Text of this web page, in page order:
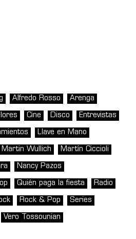
Alfredo Rosso Arenga
Cine Disco Entrevistas
Llave en Mano
Martin Wullich Martín Ciccioli
Nancy Pazos
Quién paga la fiesta Radio
Rock & Pop Series
Vero Tossounian